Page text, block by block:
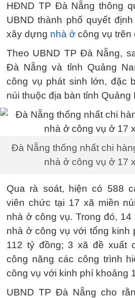
HĐND TP Đà Nẵng thông
UBND thành phố quyết
xây dựng nhà ở công vụ trên
Theo UBND TP Đà Nẵng,
Đà Nẵng và tỉnh Quảng
công vụ phát sinh lớn, đặc
núi thuộc địa bàn tỉnh Quảng
Đà Nẵng thống nhất chi
nhà ở công vụ ở 17
Qua rà soát, hiện có 588
viên chức tại 17 xã miền
nhà ở công vụ. Trong đó,
nhà ở công vụ với tổng kinh
112 tỷ đồng; 3 xã đề xuất
công năng các công trình
công vụ với kinh phí khoảng
UBND TP Đà Nẵng cho